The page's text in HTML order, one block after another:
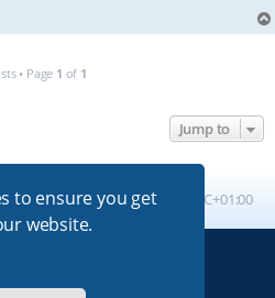
to ensure you get
website.
• Page 1 of 1
Jump to
All times are UTC+01:00